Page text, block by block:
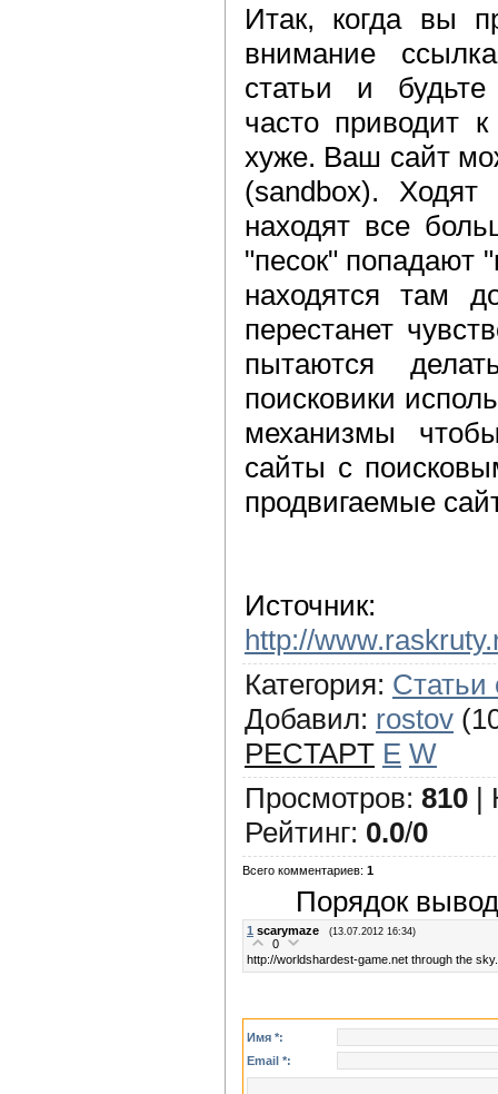
Итак, когда вы
внимание
статьи и
часто приводит
хуже. Ваш сайт
(sandbox). Ходят
находят все
"песок" попадают
находятся там
перестанет
пытаются
поисковики
механизмы
сайты с
продвигаемые
Источник:
http://
Категория: Статьи
Добавил: rostov
PECTAPT E W
Просмотров: 810 |
Рейтинг: 0.0/0
Всего комментариев: 1
Порядок
1 scarymaze (13.07.2012 16:34)
0
http://worldshardest-game.net through the
Имя *:
Email *: